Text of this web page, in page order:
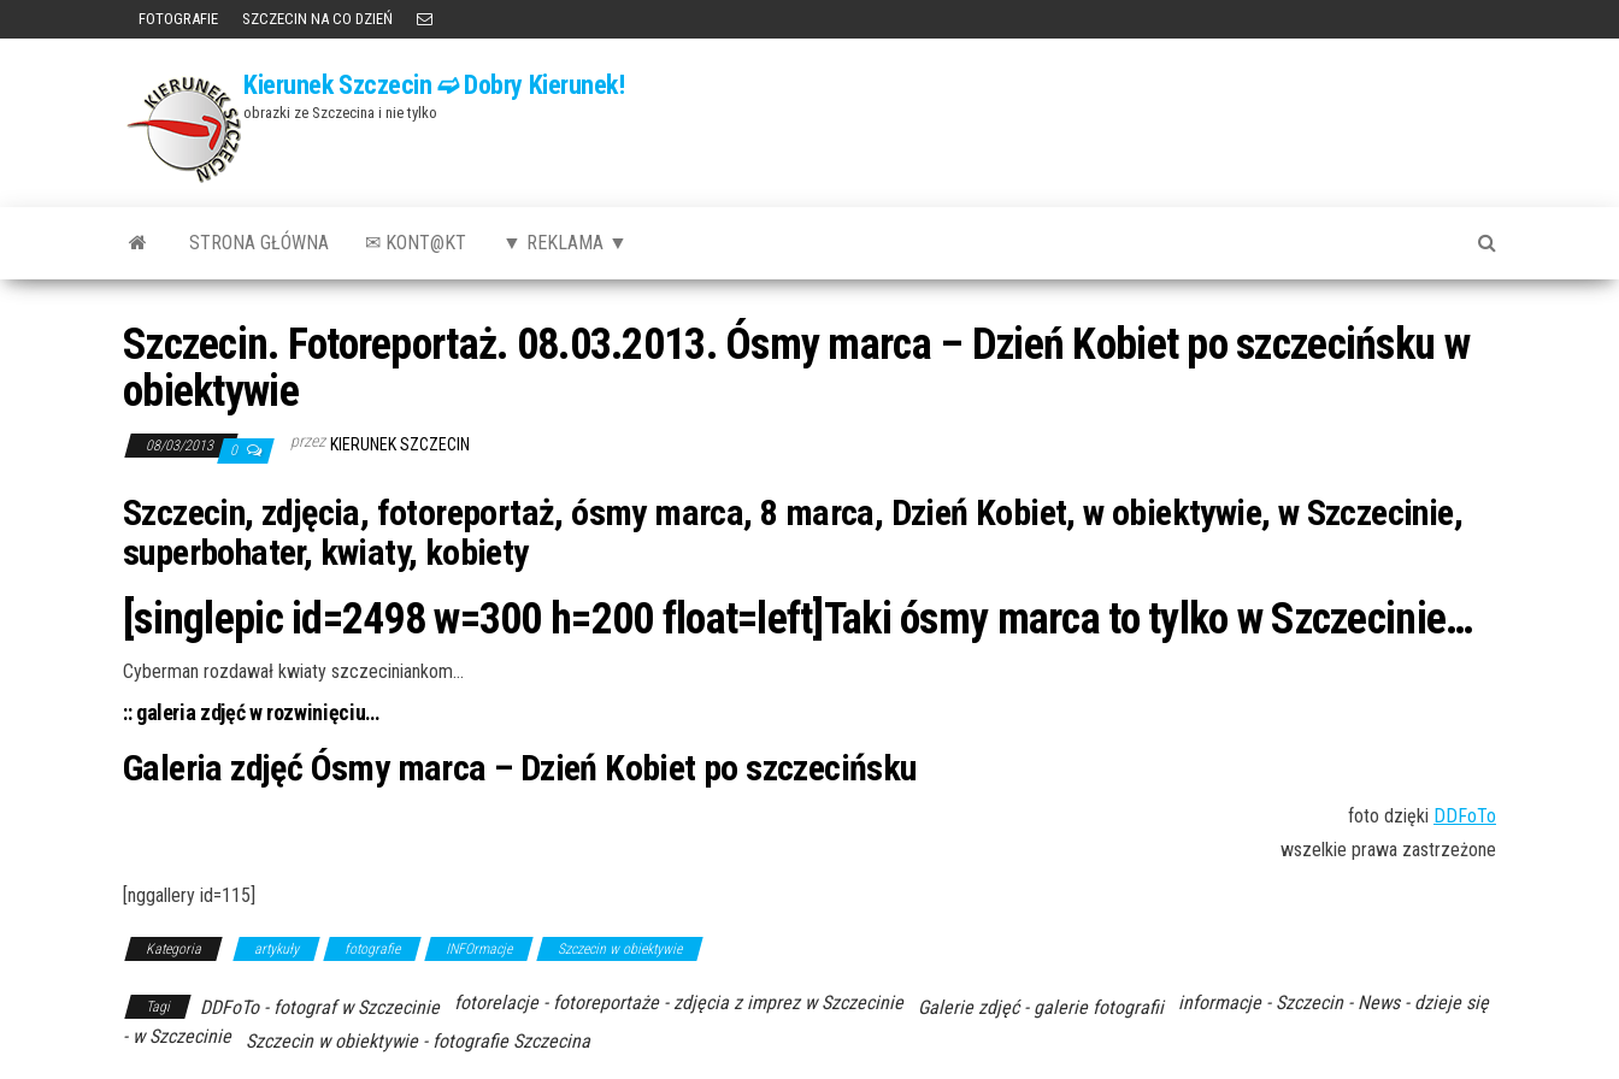
FOTOGRAFIE SZCZECIN NA CO DZIEŃ
Kierunek Szczecin ➫ Dobry Kierunek!
obrazki ze Szczecina i nie tylko
STRONA GŁÓWNA ✉ KONT@KT ▼ REKLAMA ▼
Szczecin. Fotoreportaż. 08.03.2013. Ósmy marca – Dzień Kobiet po szczecińsku w
obiektywie
08/03/2013 0 przez KIERUNEK SZCZECIN
Szczecin, zdjęcia, fotoreportaż, ósmy marca, 8 marca, Dzień Kobiet, w obiektywie, w Szczecinie,
superbohater, kwiaty, kobiety
[singlepic id=2498 w=300 h=200 float=left]Taki ósmy marca to tylko w Szczecinie…
Cyberman rozdawał kwiaty szczeciniankom…
:: galeria zdjęć w rozwinięciu…
Galeria zdjęć Ósmy marca – Dzień Kobiet po szczecińsku
foto dzięki DDFoTo
wszelkie prawa zastrzeżone
[nggallery id=115]
Kategoria artykuły fotografie INFOrmacje Szczecin w obiektywie
Tagi DDFoTo - fotograf w Szczecinie fotorelacje - fotoreportaże - zdjęcia z imprez w Szczecinie Galerie zdjęć - galerie fotografii
informacje - Szczecin - News - dzieje się
- w Szczecinie
Szczecin w obiektywie - fotografie Szczecina